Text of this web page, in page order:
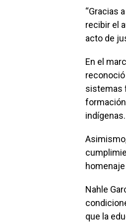
“Gracias
recibir el
acto de
En el
sistemas
indígenas.
Nahle
que la